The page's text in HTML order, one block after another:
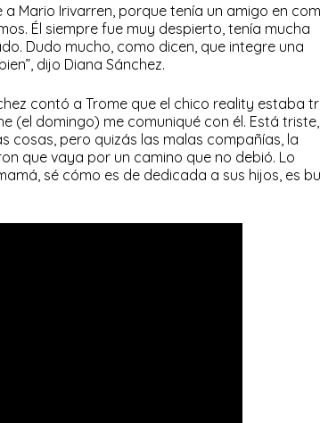
Mario Irivarren, porque tenía un amigo en
Él siempre fue muy despierto, tenía mucha
Dudo mucho, como dicen, que integre una
dijo Diana Sánchez.
contó a Trome que el chico reality estaba
(el domingo) me comuniqué con él. Está
cosas, pero quizás las malas compañías, la
que vaya por un camino que no debió. Lo
sé cómo es de dedicada a sus hijos, es